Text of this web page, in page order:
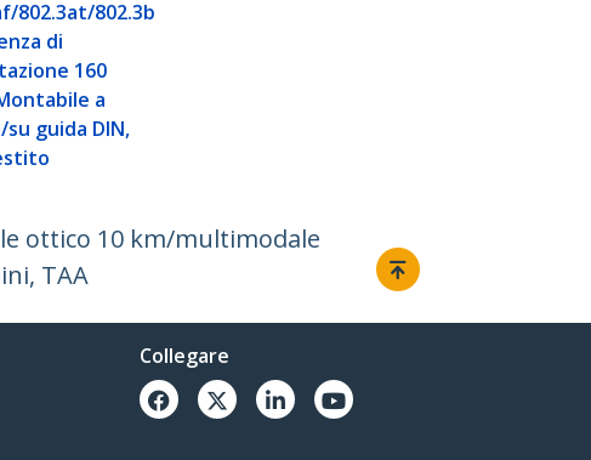
802.3at/802.3b
di
160
a
guida DIN,
ottico 10 km/multimodale
TAA
Collegare